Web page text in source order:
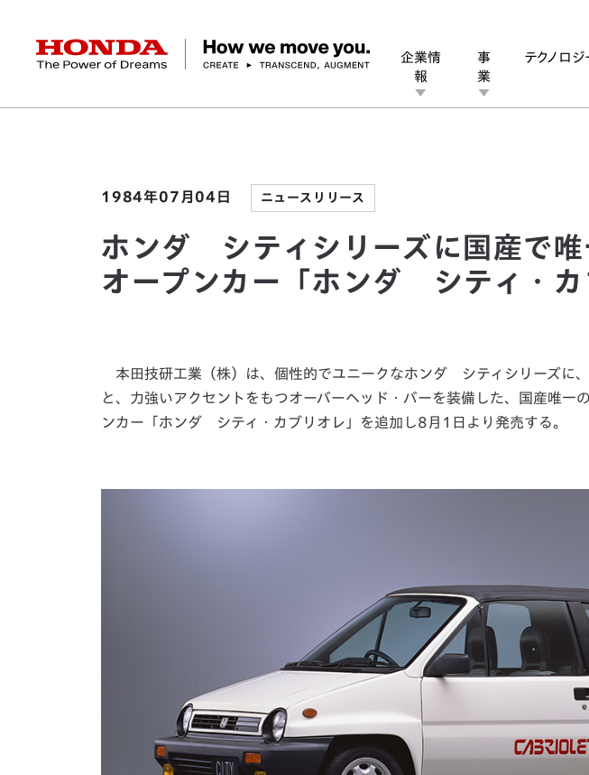
HONDA The Power of Dreams
企業情
報
社長メッセージ 経営方針 会社概要 ヒストリー
事
業
バイク パワープロダクツ マリン その他事業
テクノロジ
テクノロジー デザイン オープンイノベーション
ESGレポート Honda Report 環境 社会 ガバナンス
IR資料室 財務・業績情報 株式・債券情報
ニュースルーム
Discover Honda
ホンダ シティシリーズに国産で唯一のファッショナブ
1984年07月04日 ニュースリリース
ホンダ シティシリーズに国産で唯
オープンカー「ホンダ シティ・カ
本田技研工業（株）は、個性的でユニークなホンダ シティシリーズに、
と、力強いアクセントをもつオーバーヘッド・バーを装備した、国産唯一
ンカー「ホンダ シティ・カブリオレ」を追加し8月1日より発売する。